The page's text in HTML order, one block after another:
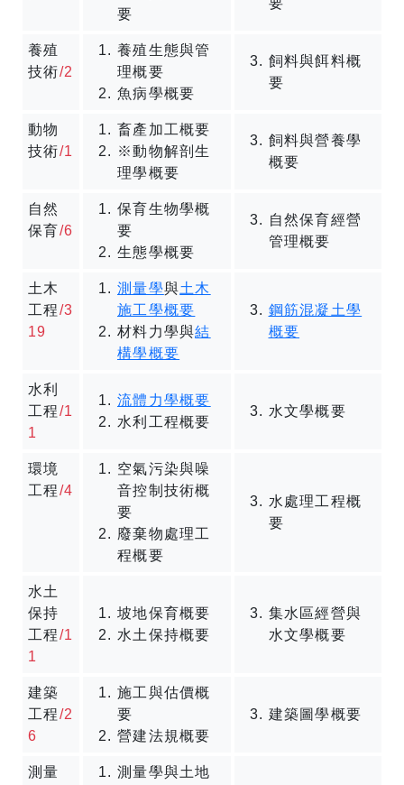
要
要
養殖
技術/2
養殖生態與管
理概要
魚病學概要
飼料與餌料概
要
動物
技術/1
畜產加工概要
※動物解剖生
理學概要
飼料與營養學
概要
自然
保育/6
保育生物學概
要
生態學概要
自然保育經營
管理概要
土木
工程/3
19
測量學與土木
施工學概要
材料力學與結
構學概要
鋼筋混凝土學
概要
水利
工程/1
1
流體力學概要
水利工程概要
水文學概要
環境
工程/4
空氣污染與噪
音控制技術概
要
廢棄物處理工
程概要
水處理工程概
要
水土
保持
工程/1
1
坡地保育概要
水土保持概要
集水區經營與
水文學概要
建築
工程/2
6
施工與估價概
要
營建法規概要
建築圖學概要
測量
測量學與土地